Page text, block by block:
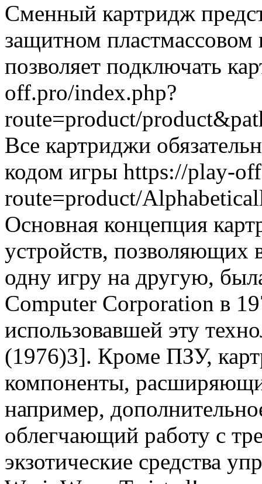
Сменный картридж
защитном пластмассовом
позволяет подключать
off.pro/index.php?
route=product/
Все картриджи
кодом игры https://play-
route=product/
Основная концепция
устройств, позволяющих
одну игру на другую,
Computer Corporation в
использовавшей эту
(1976)3]. Кроме ПЗУ,
компоненты,
например,
облегчающий работу с
экзотические средства